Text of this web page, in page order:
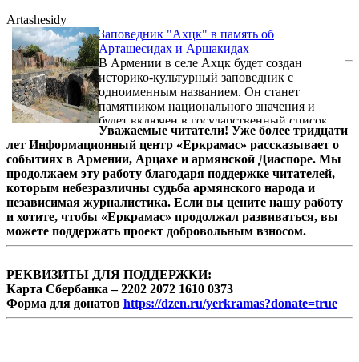
Artashesidy
Заповедник "Ахцк" в память об
Арташесидах и Аршакидах
В Армении в селе Ахцк будет создан
историко-культурный заповедник с
одноименным названием. Он станет
памятником национального значения и
будет включен в государственный список
особо охраняемых объектов. Место выбрано
не случайно. Ахцк - село на склонах горы
Арагац. Здесь находится мавзолей
Аршакидов, большой надгробный
монументальный комплекс и базилика IV-V
вв.
Уважаемые читатели! Уже более тридцати
лет Информационный центр «Еркрамас» рассказывает о
событиях в Армении, Арцахе и армянской Диаспоре. Мы
продолжаем эту работу благодаря поддержке читателей,
которым небезразличны судьба армянского народа и
независимая журналистика. Если вы цените нашу работу
и хотите, чтобы «Еркрамас» продолжал развиваться, вы
можете поддержать проект добровольным взносом.
РЕКВИЗИТЫ ДЛЯ ПОДДЕРЖКИ:
Карта Сбербанка – 2202 2072 1610 0373
Форма для донатов https://dzen.ru/yerkramas?donate=true